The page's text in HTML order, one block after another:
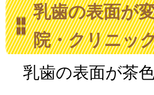
乳歯の表面が
院・クリニッ
乳歯の表面が茶